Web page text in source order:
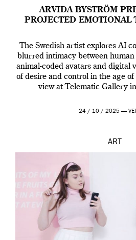
ARVIDA BYSTRÖM
PROJECTED EMOTIONAL
The Swedish artist explores AI
blurred intimacy between
animal-coded avatars and digital
of desire and control in the age
view at Telematic Gallery
24 / 10 / 2025 —
ART